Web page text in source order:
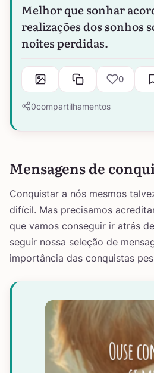
Melhor que sonhar
realizações dos sonhos
noites perdidas.
0
0compartilhamentos
Mensagens de
Conquistar a nós mesmos
difícil. Mas precisamos
que vamos conseguir ir atrás
seguir nossa seleção de
importância das conquistas